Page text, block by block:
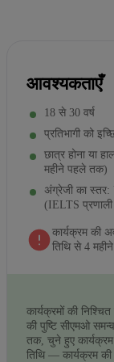
आवश्यकताएँ
18 से 30 वर्ष
प्रतिभागी को
छात्र होना या
महीने पहले तक)
अंग्रेजी का स्तर:
(IELTS
कार्यक्रम की
तिथि से 4
कार्यक्रमों की
की पुष्टि सीएमओ
तक, चुने हुए कार्यक्रम
तिथि — कार्यक्रम